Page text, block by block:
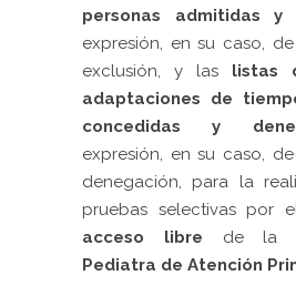
personas admitidas y
expresión, en su caso,
exclusión, y las listas
adaptaciones de
concedidas y
expresión, en su caso,
denegación, para la
pruebas selectivas por
acceso libre de la
Pediatra de Atención